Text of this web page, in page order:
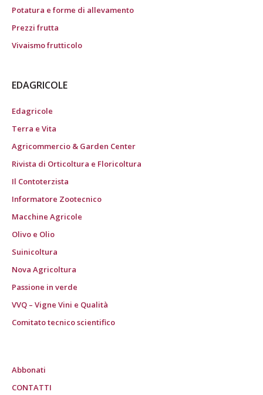
Potatura e forme di allevamento
Prezzi frutta
Vivaismo frutticolo
EDAGRICOLE
Edagricole
Terra e Vita
Agricommercio & Garden Center
Rivista di Orticoltura e Floricoltura
Il Contoterzista
Informatore Zootecnico
Macchine Agricole
Olivo e Olio
Suinicoltura
Nova Agricoltura
Passione in verde
VVQ – Vigne Vini e Qualità
Comitato tecnico scientifico
Abbonati
CONTATTI